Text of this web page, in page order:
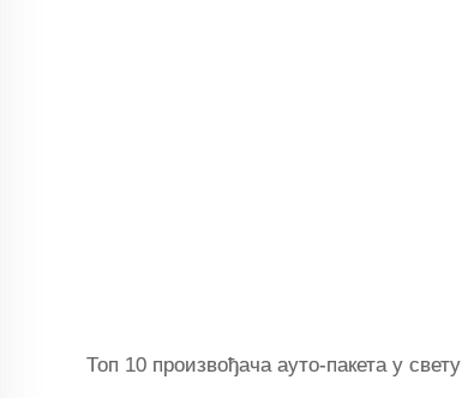
Топ 10 произвођача ауто-пакета у свету